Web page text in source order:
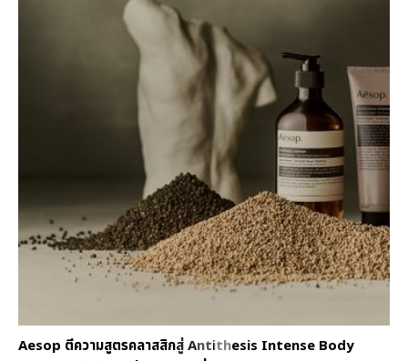
Aesop ตีความสูตรคลาสสิกสู่ Antithesis Intense Body